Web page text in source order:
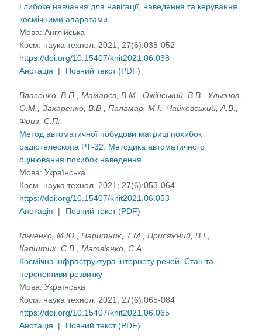
Глибоке навчання для навігації, наведення та керування
космічними апаратами
Мова:Англійська
Косм. наука технол. 2021; 27(6):038-052
https://doi.org/10.15407/knit2021.06.038
Анотація
| Повний текст (PDF)
Власенко, В.П., Мамарєв, В.М., Ожінський, В.В., Ульянов,
О.М., Захаренко, В.В., Паламар, М.І., Чайковський, А.В.,
Фриз, С.П.
Метод автоматичної побудови матриці похибок
радіотелескопа РТ-32. Методика автоматичного
оцінювання похибок наведення
Мова:Українська
Косм. наука технол. 2021; 27(6):053-064
https://doi.org/10.15407/knit2021.06.053
Анотація
| Повний текст (PDF)
Ільченко, М.Ю., Наритник, Т.М., Присяжний, В.І.,
Капштик, С.В., Матвієнко, С.А.
Космічна інфраструктура інтернету речей. Стан та
перспективи розвитку
Мова:Українська
Косм. наука технол. 2021; 27(6):065-084
https://doi.org/10.15407/knit2021.06.065
Анотація
| Повний текст (PDF)